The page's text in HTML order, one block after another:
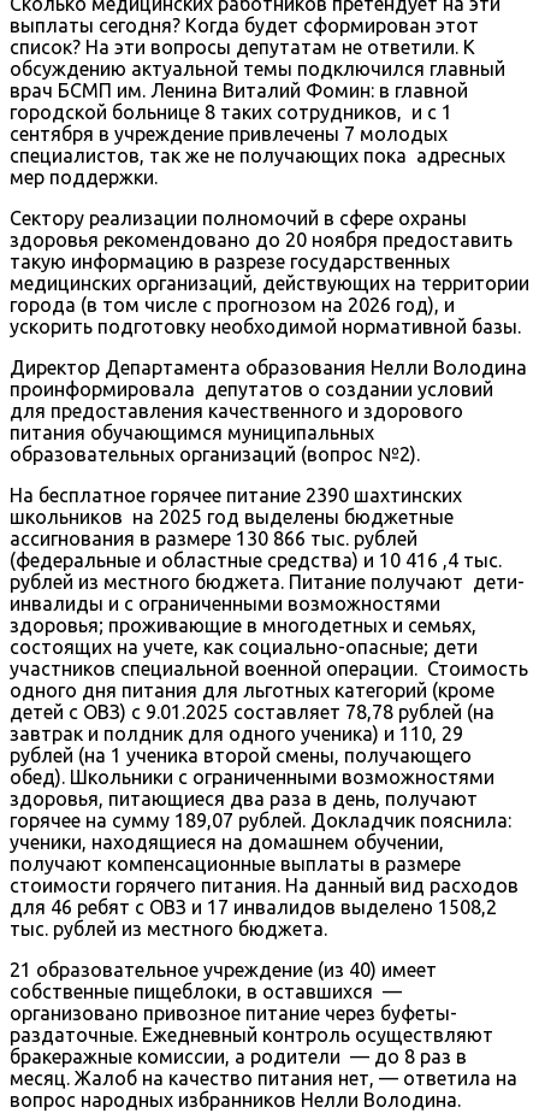
выплаты сегодня? Когда будет сформирован этот
список? На эти вопросы депутатам не ответили. К
обсуждению актуальной темы подключился главный
врач БСМП им. Ленина Виталий Фомин: в главной
городской больнице 8 таких сотрудников, и с 1
сентября в учреждение привлечены 7 молодых
специалистов, так же не получающих пока адресных
мер поддержки.
Сектору реализации полномочий в сфере охраны
здоровья рекомендовано до 20 ноября предоставить
такую информацию в разрезе государственных
медицинских организаций, действующих на территории
города (в том числе с прогнозом на 2026 год), и
ускорить подготовку необходимой нормативной базы.
Директор Департамента образования Нелли Володина
проинформировала депутатов о создании условий
для предоставления качественного и здорового
питания обучающимся муниципальных
образовательных организаций (вопрос №2).
На бесплатное горячее питание 2390 шахтинских
школьников на 2025 год выделены бюджетные
ассигнования в размере 130 866 тыс. рублей
(федеральные и областные средства) и 10 416 ,4 тыс.
рублей из местного бюджета. Питание получают дети-
инвалиды и с ограниченными возможностями
здоровья; проживающие в многодетных и семьях,
состоящих на учете, как социально-опасные; дети
участников специальной военной операции. Стоимость
одного дня питания для льготных категорий (кроме
детей с ОВЗ) с 9.01.2025 составляет 78,78 рублей (на
завтрак и полдник для одного ученика) и 110, 29
рублей (на 1 ученика второй смены, получающего
обед). Школьники с ограниченными возможностями
здоровья, питающиеся два раза в день, получают
горячее на сумму 189,07 рублей. Докладчик пояснила:
ученики, находящиеся на домашнем обучении,
получают компенсационные выплаты в размере
стоимости горячего питания. На данный вид расходов
для 46 ребят с ОВЗ и 17 инвалидов выделено 1508,2
тыс. рублей из местного бюджета.
21 образовательное учреждение (из 40) имеет
собственные пищеблоки, в оставшихся —
организовано привозное питание через буфеты-
раздаточные. Ежедневный контроль осуществляют
бракеражные комиссии, а родители — до 8 раз в
месяц. Жалоб на качество питания нет, — ответила на
вопрос народных избранников Нелли Володина.